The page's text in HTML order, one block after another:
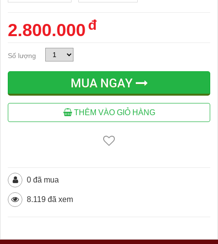
2.800.000 đ
Số lượng
MUA NGAY
THÊM VÀO GIỎ HÀNG
0 đã mua
8.119 đã xem